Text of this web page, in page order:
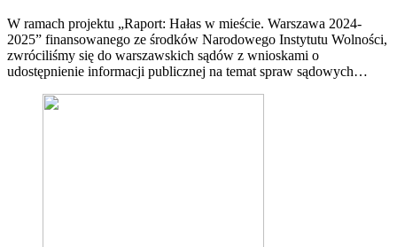
W ramach projektu „Raport: Hałas w mieście. Warszawa 2024-
2025” finansowanego ze środków Narodowego Instytutu Wolności,
zwróciliśmy się do warszawskich sądów z wnioskami o
udostępnienie informacji publicznej na temat spraw sądowych…